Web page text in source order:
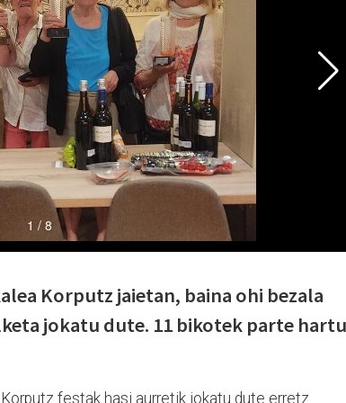
Korputz jaietan, baina ohi bezala
jokatu dute. 11 bikotek parte hartu
festak hasi aurretik jokatu dute erretz